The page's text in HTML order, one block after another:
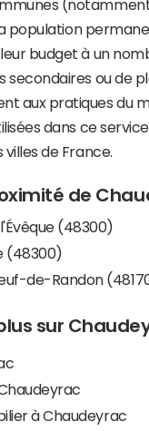
population
budget à un
secondaires ou de
aux pratiques du
dans ce
villes de France.
de
(48300)
(48300)
de-Randon
sur
à Chaudeyrac